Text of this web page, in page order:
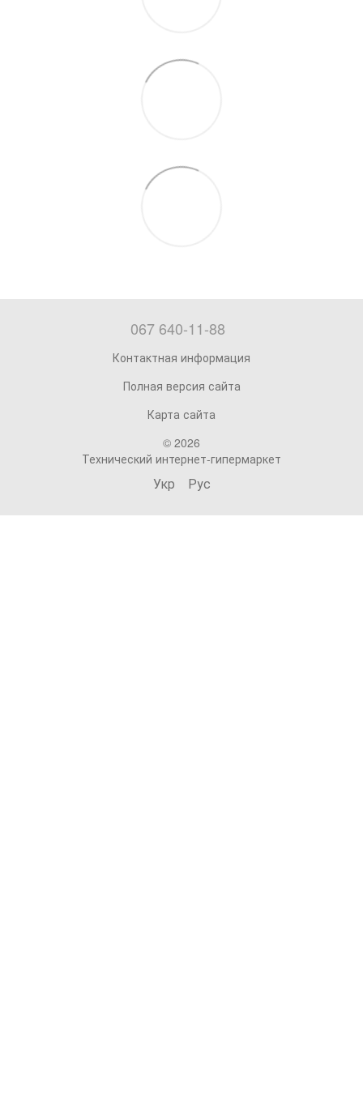
067 640-11-88
Контактная информация
Полная версия сайта
Карта сайта
© 2026
Технический интернет-гипермаркет
Укр Рус